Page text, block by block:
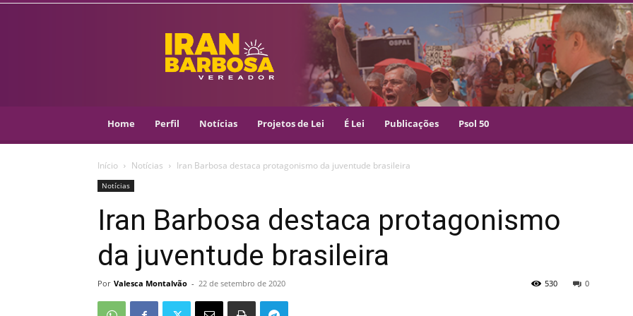
IRAN
BARBOSA
–
VEREADOR
–
Home Perfil Notícias Projetos de Lei É Lei Publicações Psol 50
Início Notícias Iran Barbosa destaca protagonismo da juventude brasileira
Notícias
Iran Barbosa destaca protagonismo
da juventude brasileira
Por Valesca Montalvão - 22 de setembro de 2020 0
530